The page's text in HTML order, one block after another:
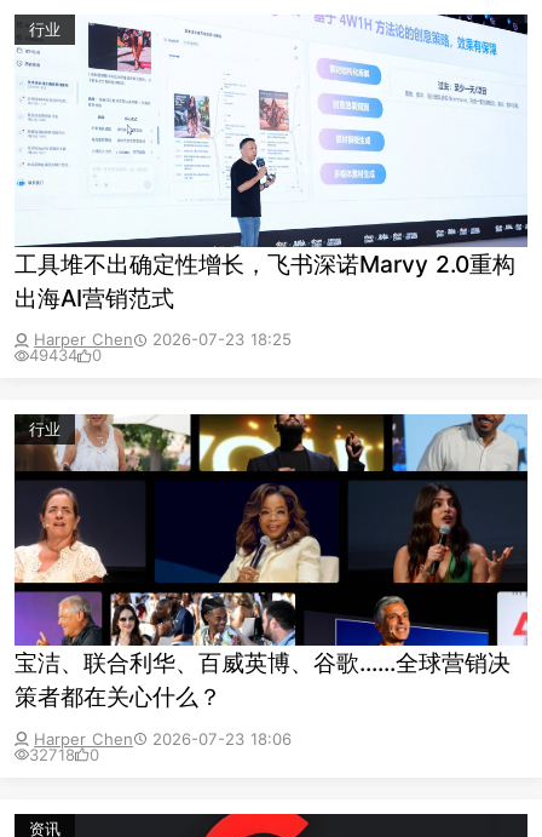
行业
工具堆不出确定性增长，飞书深诺Marvy 2.0重构
出海AI营销范式
Harper Chen
2026-07-23 18:25
49434
0
行业
宝洁、联合利华、百威英博、谷歌......全球营销决
策者都在关心什么？
Harper Chen
2026-07-23 18:06
32718
0
资讯